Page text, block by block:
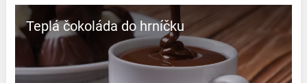
Teplá čokoláda do hrníčku